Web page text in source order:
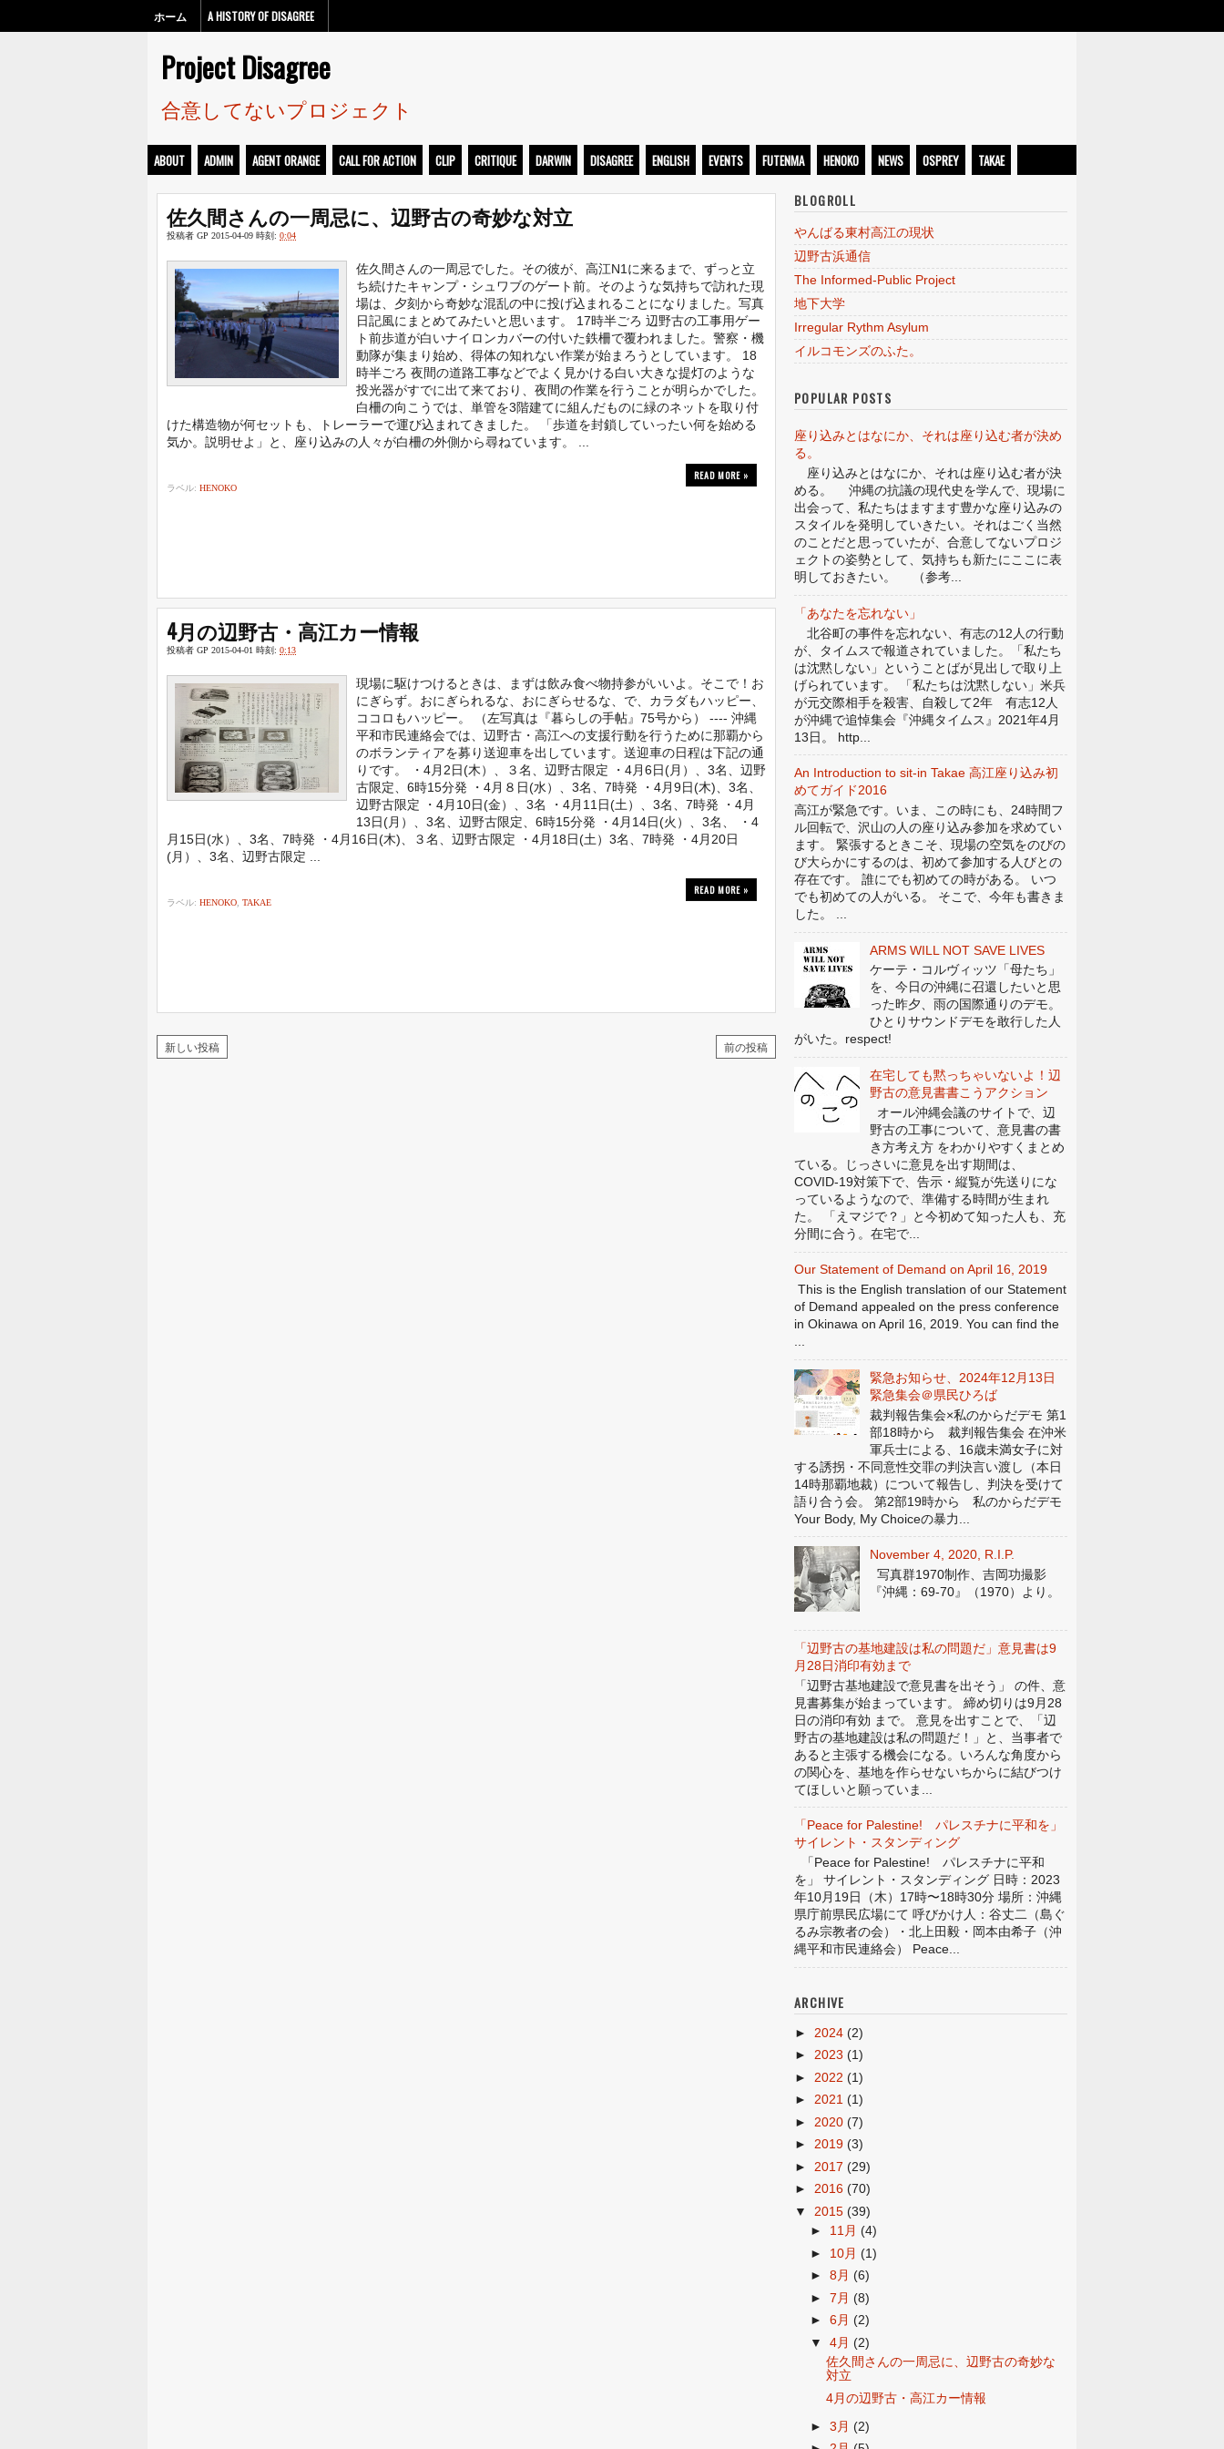
ホーム A HISTORY OF DISAGREE
Project Disagree
合意してないプロジェクト
ABOUT ADMIN AGENT ORANGE CALL FOR ACTION CLIP CRITIQUE DARWIN DISAGREE ENGLISH EVENTS FUTENMA HENOKO NEWS OSPREY TAKAE
佐久間さんの一周忌に、辺野古の奇妙な対立
投稿者 GP 2015-04-09 時刻: 0:04
佐久間さんの一周忌でした。その彼が、高江N1に来るまで、ずっと立
ち続けたキャンプ・シュワブのゲート前。そのような気持ちで訪れた現
場は、夕刻から奇妙な混乱の中に投げ込まれることになりました。写真
日記風にまとめてみたいと思います。 17時半ごろ 辺野古の工事用ゲー
ト前歩道が白いナイロンカバーの付いた鉄柵で覆われました。警察・機
動隊が集まり始め、得体の知れない作業が始まろうとしています。 18
時半ごろ 夜間の道路工事などでよく見かける白い大きな提灯のような
投光器がすでに出て来ており、夜間の作業を行うことが明らかでした。
白柵の向こうでは、単管を3階建てに組んだものに緑のネットを取り付
けた構造物が何セットも、トレーラーで運び込まれてきました。 「歩道を封鎖していったい何を始める
気か。説明せよ」と、座り込みの人々が白柵の外側から尋ねています。 ...
READ MORE »
ラベル: HENOKO
4月の辺野古・高江カー情報
投稿者 GP 2015-04-01 時刻: 0:13
現場に駆けつけるときは、まずは飲み食べ物持参がいいよ。そこで！お
にぎらず。おにぎられるな、おにぎらせるな、で、カラダもハッピー、
ココロもハッピー。 （左写真は『暮らしの手帖』75号から） ---- 沖縄
平和市民連絡会では、辺野古・高江への支援行動を行うために那覇から
のボランティアを募り送迎車を出しています。送迎車の日程は下記の通
りです。 ・4月2日(木）、３名、辺野古限定 ・4月6日(月）、3名、辺野
古限定、6時15分発 ・4月８日(水）、3名、7時発 ・4月9日(木)、3名、
辺野古限定 ・4月10日(金）、3名 ・4月11日(土）、3名、7時発 ・4月
13日(月）、3名、辺野古限定、6時15分発 ・4月14日(火）、3名、 ・4
月15日(水）、3名、7時発 ・4月16日(木)、３名、辺野古限定 ・4月18日(土）3名、7時発 ・4月20日
(月）、3名、辺野古限定 ...
READ MORE »
ラベル: HENOKO TAKAE
新しい投稿 前の投稿
BLOGROLL
やんばる東村高江の現状
辺野古浜通信
The Informed-Public Project
地下大学
Irregular Rythm Asylum
イルコモンズのふた。
POPULAR POSTS
座り込みとはなにか、それは座り込む者が決め
る。
座り込みとはなにか、それは座り込む者が決
める。 沖縄の抗議の現代史を学んで、現場に
出会って、私たちはますます豊かな座り込みの
スタイルを発明していきたい。それはごく当然
のことだと思っていたが、合意してないプロジ
ェクトの姿勢として、気持ちも新たにここに表
明しておきたい。 （参考...
「あなたを忘れない」
北谷町の事件を忘れない、有志の12人の行動
が、タイムスで報道されていました。「私たち
は沈黙しない」ということばが見出しで取り上
げられています。 「私たちは沈黙しない」米兵
が元交際相手を殺害、自殺して2年 有志12人
が沖縄で追悼集会『沖縄タイムス』2021年4月
13日。 http...
An Introduction to sit-in Takae 高江座り込み初
めてガイド2016
高江が緊急です。いま、この時にも、24時間フ
ル回転で、沢山の人の座り込み参加を求めてい
ます。 緊張するときこそ、現場の空気をのびの
び大らかにするのは、初めて参加する人びとの
存在です。 誰にでも初めての時がある。 いつ
でも初めての人がいる。 そこで、今年も書きま
した。 ...
ARMS WILL NOT SAVE LIVES
ケーテ・コルヴィッツ「母たち」
を、今日の沖縄に召還したいと思
った昨夕、雨の国際通りのデモ。
ひとりサウンドデモを敢行した人
がいた。respect!
在宅しても黙っちゃいないよ！辺
野古の意見書書こうアクション
オール沖縄会議のサイトで、辺
野古の工事について、意見書の書
き方考え方 をわかりやすくまとめ
ている。じっさいに意見を出す期間は、
COVID-19対策下で、告示・縦覧が先送りにな
っているようなので、準備する時間が生まれ
た。 「えマジで？」と今初めて知った人も、充
分間に合う。在宅で...
Our Statement of Demand on April 16, 2019
This is the English translation of our Statement
of Demand appealed on the press conference
in Okinawa on April 16, 2019. You can find the
緊急お知らせ、2024年12月13日
緊急集会＠県民ひろば
裁判報告集会×私のからだデモ 第1
部18時から 裁判報告集会 在沖米
軍兵士による、16歳未満女子に対
する誘拐・不同意性交罪の判決言い渡し（本日
14時那覇地裁）について報告し、判決を受けて
語り合う会。 第2部19時から 私のからだデモ
Your Body, My Choiceの暴力...
November 4, 2020, R.I.P.
写真群1970制作、吉岡功撮影
『沖縄：69-70』（1970）より。
「辺野古の基地建設は私の問題だ」意見書は9
月28日消印有効まで
「辺野古基地建設で意見書を出そう」 の件、意
見書募集が始まっています。 締め切りは9月28
日の消印有効 まで。 意見を出すことで、「辺
野古の基地建設は私の問題だ！」と、当事者で
あると主張する機会になる。いろんな角度から
の関心を、基地を作らせないちからに結びつけ
てほしいと願っていま...
「Peace for Palestine! パレスチナに平和を」
サイレント・スタンディング
「Peace for Palestine! パレスチナに平和
を」 サイレント・スタンディング 日時：2023
年10月19日（木）17時〜18時30分 場所：沖縄
県庁前県民広場にて 呼びかけ人：谷丈二（島ぐ
るみ宗教者の会）・北上田毅・岡本由希子（沖
縄平和市民連絡会） Peace...
ARCHIVE
► 2024 (2)
► 2023 (1)
► 2022 (1)
► 2021 (1)
► 2020 (7)
► 2019 (3)
► 2017 (29)
► 2016 (70)
▼
2015 (39)
► 11月 (4)
► 10月 (1)
► 8月 (6)
► 7月 (8)
► 6月 (2)
▼
4月 (2)
佐久間さんの一周忌に、辺野古の奇妙な
対立
4月の辺野古・高江カー情報
► 3月 (2)